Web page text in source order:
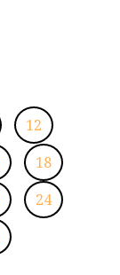
12
18
24